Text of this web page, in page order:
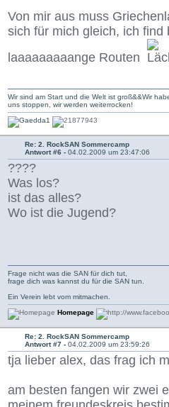
Von mir aus muss
sich für mich gleich, ich
laaaaaaaaange Routen
Wir sind am Start und die Welt ist groß&&Wir
uns stoppen, wir werden weiterrocken!
Re: 2. RockSAN Sommercamp
Antwort #6 -04.02.2009 um 23:47:06
????
Was los?
ist das alles?
Wo ist die Jugend?
Frage nicht was die SAN für dich tut,
frage dich was kannst du für die SAN tun.
Ein Verein lebt vom mitmachen.
Homepage
Re: 2. RockSAN Sommercamp
Antwort #7 -04.02.2009 um 23:59:26
tja lieber alex, das frag ich
am besten fangen wir zwei